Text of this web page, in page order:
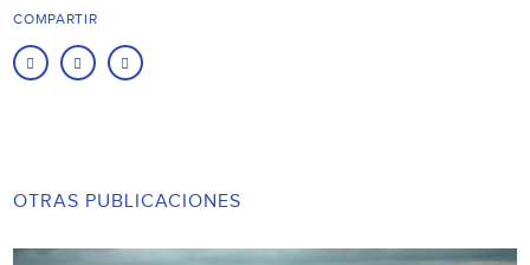
COMPARTIR
OTRAS PUBLICACIONES